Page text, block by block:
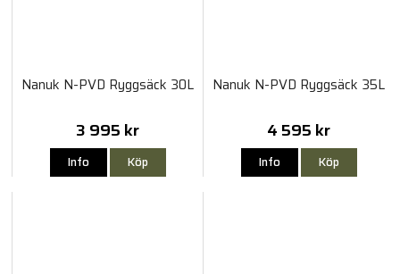
Nanuk N-PVD Ryggsäck 30L
3 995 kr
Info Köp
Nanuk N-PVD Ryggsäck 35L
4 595 kr
Info Köp